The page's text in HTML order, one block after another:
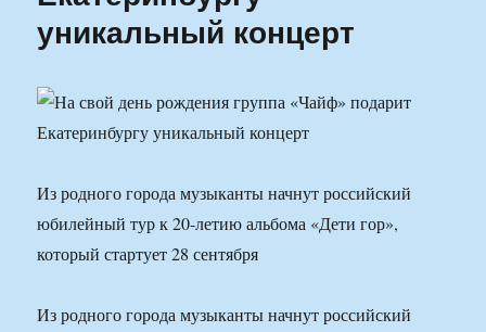
уникальный концерт
Из родного города музыканты начнут российский
юбилейный тур к 20-летию альбома «Дети гор»,
который стартует 28 сентября
Из родного города музыканты начнут российский